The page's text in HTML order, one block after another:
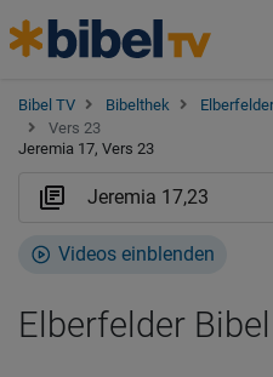
Bibel TV Bibelthek
Vers 23
Jeremia 17, Vers 23
Videos einblenden
Elberfelder